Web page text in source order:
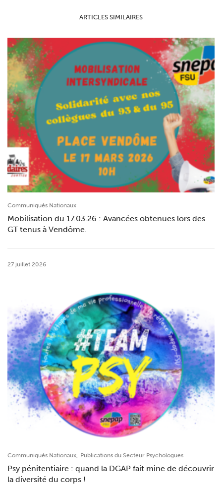
ARTICLES SIMILAIRES
Communiqués Nationaux
Mobilisation du 17.03.26 : Avancées obtenues lors des
GT tenus à Vendôme.
27 juillet 2026
Communiqués Nationaux, Publications du Secteur Psychologues
Psy pénitentiaire : quand la DGAP fait mine de découvrir
la diversité du corps !